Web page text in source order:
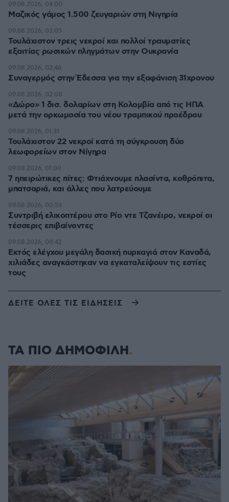
Μαζικός γάμος 1.500 ζευγαριών στη Νιγηρία
09.08.2026, 04:00
Τουλάχιστον τρεις νεκροί και πολλοί τραυματίες
εξαιτίας ρωσικών πληγμάτων στην Ουκρανία
09.08.2026, 03:05
Συναγερμός στην Έδεσσα για την εξαφάνιση 31χρονου
09.08.2026, 02:46
«Δώρο» 1 δισ. δολαρίων στη Κολομβία από τις ΗΠΑ
μετά την ορκωμοσία του νέου τραμπικού προέδρου
09.08.2026, 02:08
Τουλάχιστον 22 νεκροί κατά τη σύγκρουση δύο
λεωφορείων στον Νίγηρα
09.08.2026, 01:31
7 ηπειρώτικες πίτες: Φτιάχνουμε πλασίντα, κοθρόπιτα,
μπατσαριά, και άλλες που λατρεύουμε
09.08.2026, 01:00
Συντριβή ελικοπτέρου στο Ρίο ντε Τζανέιρο, νεκροί οι
τέσσερις επιβαίνοντες
09.08.2026, 00:59
Εκτός ελέγχου μεγάλη δασική πυρκαγιά στον Καναδά,
χιλιάδες αναγκάστηκαν να εγκαταλείψουν τις εστίες
τους
09.08.2026, 00:42
ΔΕΙΤΕ ΟΛΕΣ ΤΙΣ ΕΙΔΗΣΕΙΣ
ΤΑ ΠΙΟ ΔΗΜΟΦΙΛΗ